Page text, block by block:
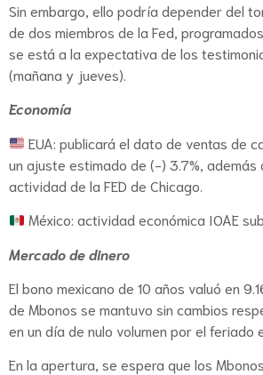
Sin embargo, ello podría depender del
de dos miembros de la Fed,
se está a la expectativa de los
(mañana y jueves).
Economía
EUA: publicará el dato de ventas de
un ajuste estimado de (-) 3.7%, además
actividad de la FED de Chicago.
México: actividad económica IOAE
Mercado de dinero
El bono mexicano de 10 años valuó en
de Mbonos se mantuvo sin cambios
en un día de nulo volumen por el feriado
En la apertura, se espera que los